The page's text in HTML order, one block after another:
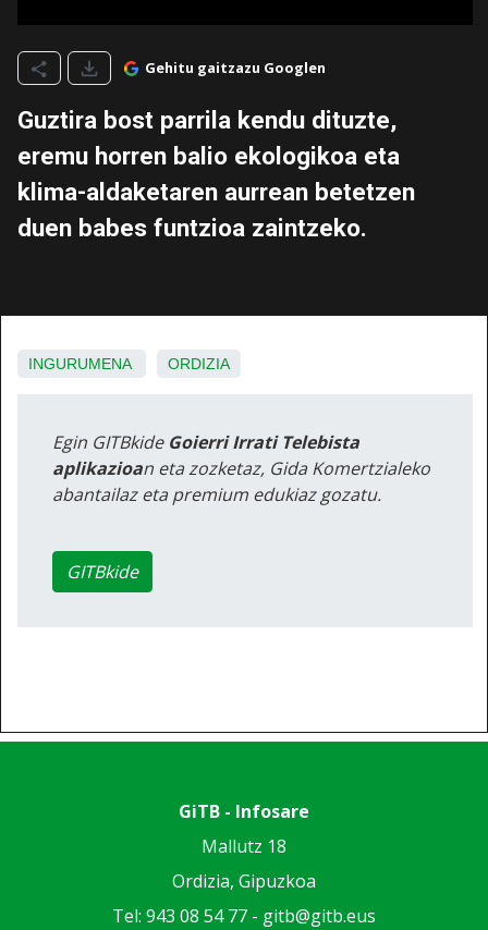
Gehitu gaitzazu Googlen
Guztira bost parrila kendu dituzte,
eremu horren balio ekologikoa eta
klima-aldaketaren aurrean betetzen
duen babes funtzioa zaintzeko.
INGURUMENA ORDIZIA
Egin GITBkide Goierri Irrati Telebista
aplikazioan eta zozketaz, Gida Komertzialeko
abantailaz eta premium edukiaz gozatu.
GITBkide
GiTB - Infosare
Mallutz 18
Ordizia, Gipuzkoa
Tel: 943 08 54 77 - gitb@gitb.eus